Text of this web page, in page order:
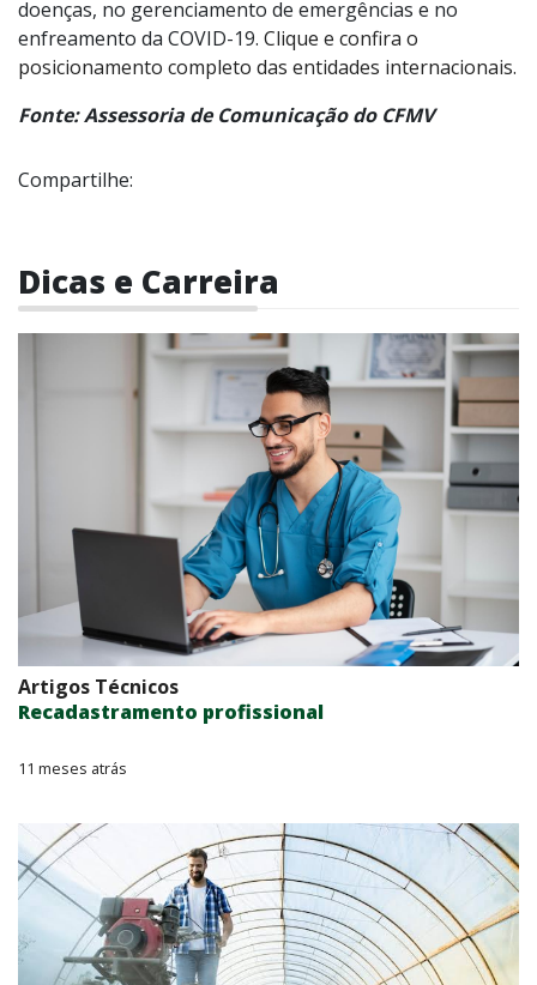
doenças, no gerenciamento de emergências e no
enfreamento da COVID-19. Clique e confira o
posicionamento completo das entidades internacionais.
Fonte: Assessoria de Comunicação do CFMV
Compartilhe:
Dicas e Carreira
Artigos Técnicos
Recadastramento profissional
11 meses atrás